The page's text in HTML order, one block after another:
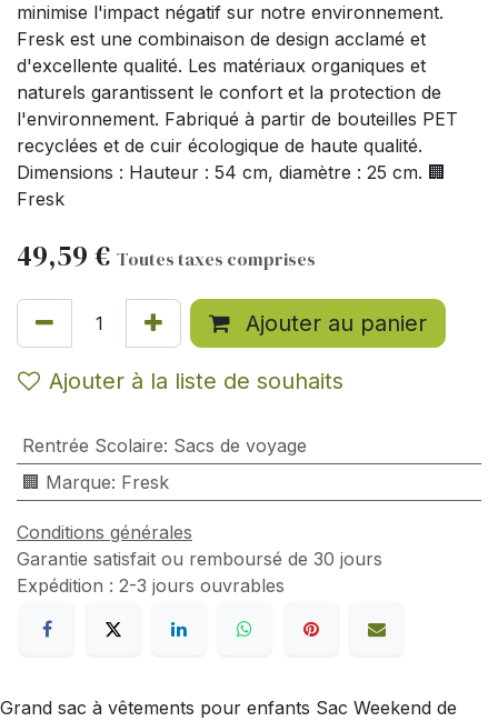
minimise l'impact négatif sur notre environnement.
Fresk est une combinaison de design acclamé et
d'excellente qualité. Les matériaux organiques et
naturels garantissent le confort et la protection de
l'environnement. Fabriqué à partir de bouteilles PET
recyclées et de cuir écologique de haute qualité.
Dimensions : Hauteur : 54 cm, diamètre : 25 cm. 🏢
Fresk
49,59 € Toutes taxes comprises
Ajouter au panier
Ajouter à la liste de souhaits
Rentrée Scolaire: Sacs de voyage
🏢 Marque: Fresk
Conditions générales
Garantie satisfait ou remboursé de 30 jours
Expédition : 2-3 jours ouvrables
Grand sac à vêtements pour enfants Sac Weekend de